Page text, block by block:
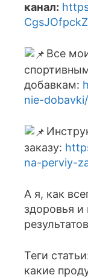
канал:
Все
добавкам:
nie-dobavki/
заказу:
na-perviy-
А я, как
здоровья
Теги
какие